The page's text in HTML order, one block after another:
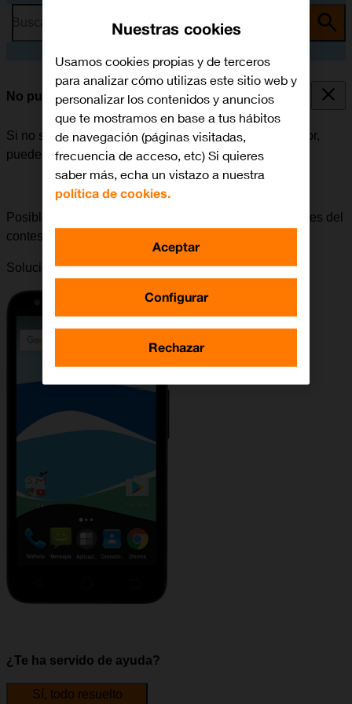
Busca por problema o tema
No puedo escuchar los mensajes del contestador
Si no se pueden escuchar los mensajes del contestador,
puede haber varias causas posibles al problema.
Posible causa 4 de 4:
Para poder escuchar los mensajes del
contestador, el contestador tiene que estar activado.
Solución:Cómo activar el contestador.
¿Te ha servido de ayuda?
Sí, todo resuelto
Nuestras cookies
Usamos cookies propias y de terceros
para analizar cómo utilizas este sitio web y
personalizar los contenidos y anuncios
que te mostramos en base a tus hábitos
de navegación (páginas visitadas,
frecuencia de acceso, etc) Si quieres
saber más, echa un vistazo a nuestra
política de cookies.
Configurar
Rechazar
Aceptar